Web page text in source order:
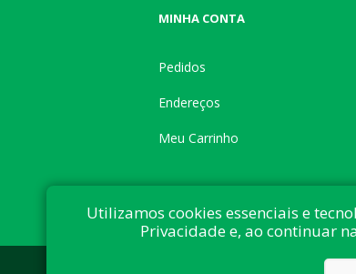
MINHA CONTA
Pedidos
Endereços
Meu Carrinho
nopCommerce
Utilizamos cookies essenciais e
Privacidade e, ao continuar